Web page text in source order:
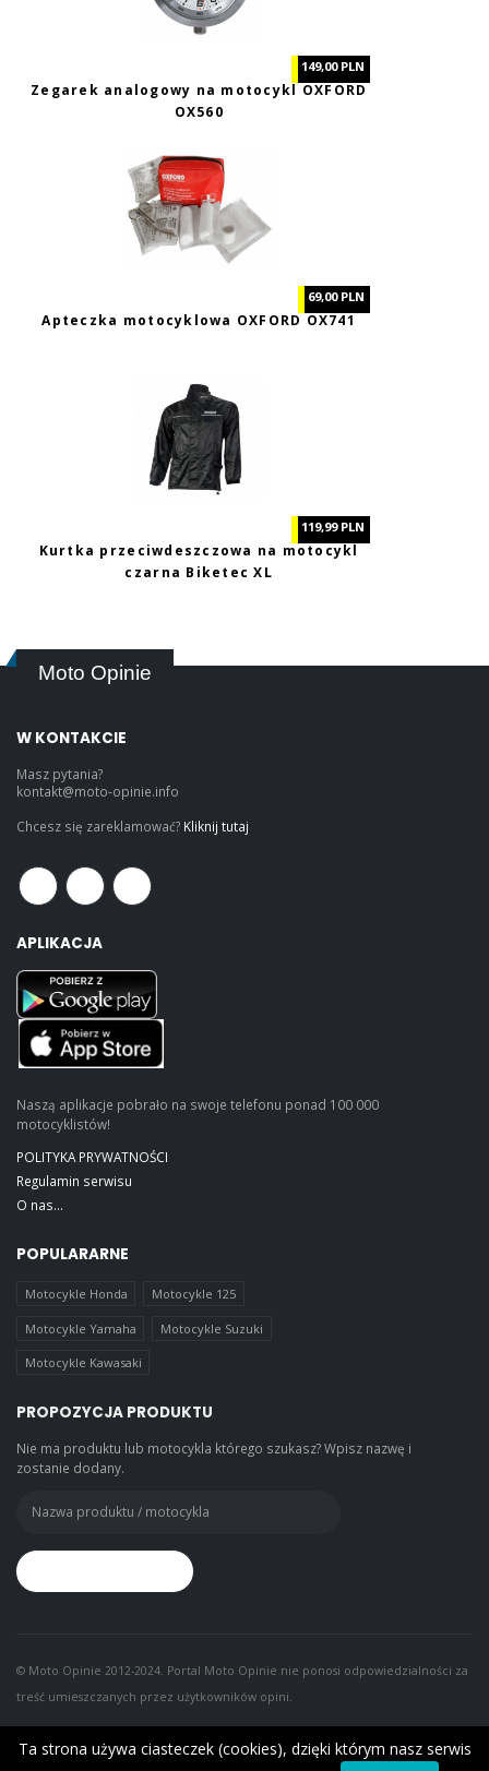
149,00 PLN
Zegarek analogowy na motocykl OXFORD
OX560
69,00 PLN
Apteczka motocyklowa OXFORD OX741
119,99 PLN
Kurtka przeciwdeszczowa na motocykl
czarna Biketec XL
Moto Opinie
W KONTAKCIE
Masz pytania?
kontakt@moto-opinie.info
Chcesz się zareklamować? Kliknij tutaj
APLIKACJA
Naszą aplikacje pobrało na swoje telefonu ponad 100 000
motocyklistów!
POLITYKA PRYWATNOŚCI
Regulamin serwisu
O nas...
POPULARARNE
Motocykle Honda Motocykle 125
Motocykle Yamaha Motocykle Suzuki
Motocykle Kawasaki
PROPOZYCJA PRODUKTU
Nie ma produktu lub motocykla którego szukasz? Wpisz nazwę i
zostanie dodany.
© Moto Opinie 2012-2024. Portal Moto Opinie nie ponosi odpowiedzialności za
treść umieszczanych przez użytkowników opini.
Ta strona używa ciasteczek (cookies), dzięki którym nasz serwis